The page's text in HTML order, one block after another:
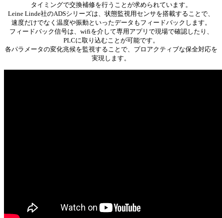
タイミングで交換補修を行うことが求められています。
Leine Linde社のADSシリーズは、状態監視用センサを搭載することで、
速度だけでなく温度や振動といったデータもフィードバックします。
フィードバック信号は、wifiを介して専用アプリで現場で確認したり、
PLCに取り込むことが可能です。
各パラメータの変化兆候を監視することで、プロアクティブな保全対応を
実現します。